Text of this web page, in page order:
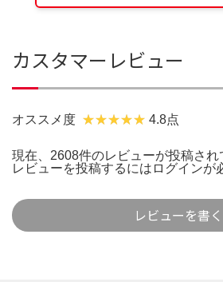
カスタマーレビュー
オススメ度 4.8点
現在、2608件のレビューが投稿され
レビューを投稿するには ログインが
レビューを書く